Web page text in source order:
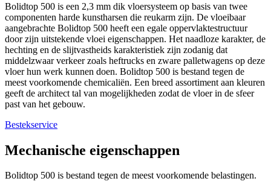
Bolidtop 500 is een 2,3 mm dik vloersysteem op basis van twee
componenten harde kunstharsen die reukarm zijn. De vloeibaar
aangebrachte Bolidtop 500 heeft een egale oppervlaktestructuur
door zijn uitstekende vloei eigenschappen. Het naadloze karakter, de
hechting en de slijtvastheids karakteristiek zijn zodanig dat
middelzwaar verkeer zoals heftrucks en zware palletwagens op deze
vloer hun werk kunnen doen. Bolidtop 500 is bestand tegen de
meest voorkomende chemicaliën. Een breed assortiment aan kleuren
geeft de architect tal van mogelijkheden zodat de vloer in de sfeer
past van het gebouw.
Bestekservice
Mechanische eigenschappen
Bolidtop 500 is bestand tegen de meest voorkomende belastingen.